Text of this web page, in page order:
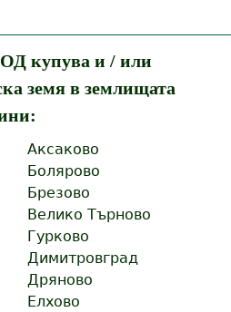
купува и / или
земя в землищата
Аксаково
Болярово
Брезово
Велико Търново
Гурково
Димитровград
Дряново
Елхово